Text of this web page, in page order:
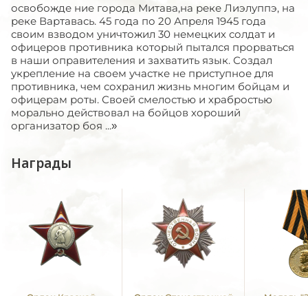
освобожде ние города Митава,на реке Лиэлуппэ, на
реке Вартавась. 45 года по 20 Апреля 1945 года
своим взводом уничтожил 30 немецких солдат и
офицеров противника который пытался прорваться
в наши оправителения и захватить язык. Создал
укрепление на своем участке не приступное для
противника, чем сохранил жизнь многим бойцам и
офицерам роты. Своей смелостью и храбростью
морально действовал на бойцов хороший
организатор боя ...»
Награды